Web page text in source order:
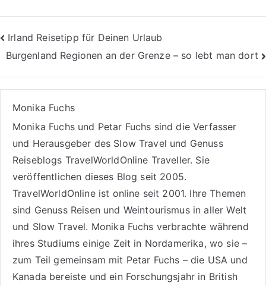
Beitragsnavigation
Irland Reisetipp für Deinen Urlaub
Burgenland Regionen an der Grenze – so lebt man dort
Monika Fuchs
Monika Fuchs und Petar Fuchs sind die Verfasser
und Herausgeber des Slow Travel und Genuss
Reiseblogs TravelWorldOnline Traveller. Sie
veröffentlichen dieses Blog seit 2005.
TravelWorldOnline ist online seit 2001. Ihre Themen
sind Genuss Reisenund Weintourismusin aller Welt
und Slow Travel. Monika Fuchs verbrachte während
ihres Studiums einige Zeit in Nordamerika, wo sie –
zum Teil gemeinsam mit Petar Fuchs – die USA und
Kanada bereiste und ein Forschungsjahr in British